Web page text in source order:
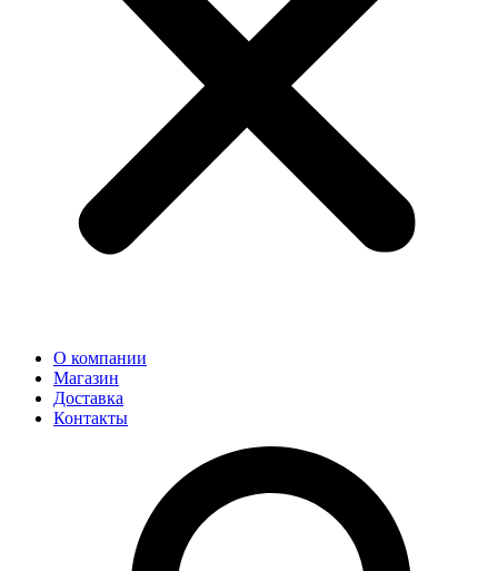
О компании
Магазин
Доставка
Контакты